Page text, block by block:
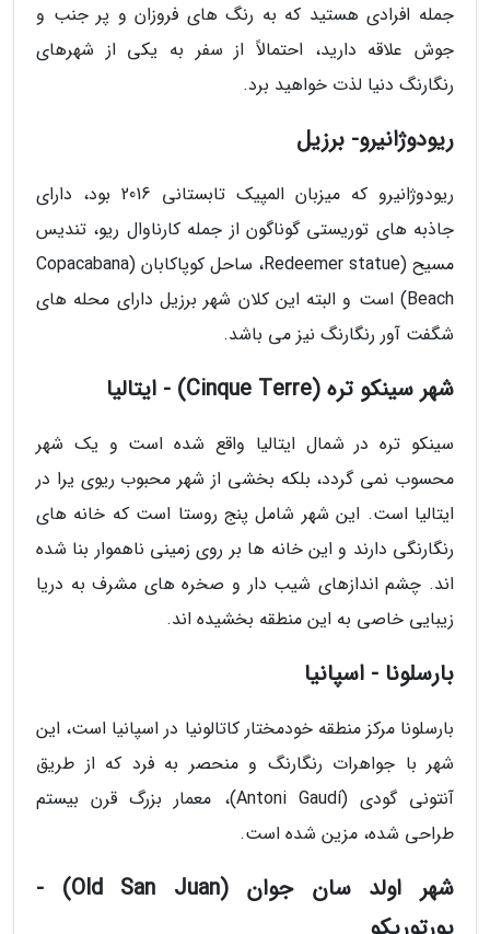
جمله افرادی هستید که به رنگ های فروزان و پر جنب و
جوش علاقه دارید، احتمالاً از سفر به یکی از شهرهای
رنگارنگ دنیا لذت خواهید برد.
ریودوژانیرو- برزیل
ریودوژانیرو که میزبان المپیک تابستانی 2016 بود، دارای
جاذبه های توریستی گوناگون از جمله کارناوال ریو، تندیس
مسیح (Redeemer statue، ساحل کوپاکابان (Copacabana
Beach) است و البته این کلان شهر برزیل دارای محله های
شگفت آور رنگارنگ نیز می باشد.
شهر سینکو تره (Cinque Terre) - ایتالیا
سینکو تره در شمال ایتالیا واقع شده است و یک شهر
محسوب نمی گردد، بلکه بخشی از شهر محبوب ریوی یرا در
ایتالیا است. این شهر شامل پنج روستا است که خانه های
رنگارنگی دارند و این خانه ها بر روی زمینی ناهموار بنا شده
اند. چشم اندازهای شیب دار و صخره های مشرف به دریا
زیبایی خاصی به این منطقه بخشیده اند.
بارسلونا - اسپانیا
بارسلونا مرکز منطقه خودمختار کاتالونیا در اسپانیا است، این
شهر با جواهرات رنگارنگ و منحصر به فرد که از طریق
آنتونی گودی (Antoni Gaudí)، معمار بزرگ قرن بیستم
طراحی شده، مزین شده است.
شهر اولد سان جوان (Old San Juan) -